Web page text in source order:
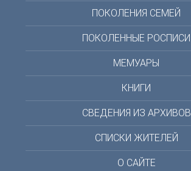
ПОКОЛЕНИЯ СЕМЕЙ
ПОКОЛЕННЫЕ РОСПИСИ
МЕМУАРЫ
КНИГИ
СВЕДЕНИЯ ИЗ АРХИВОВ
СПИСКИ ЖИТЕЛЕЙ
О САЙТЕ